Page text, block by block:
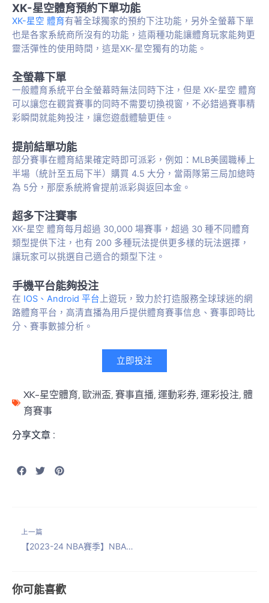
XK-星空體育預約下單功能
XK-星空 體育有著全球獨家的預約下注功能，另外全螢幕下單
也是各家系統商所沒有的功能，這兩種功能讓體育玩家能夠更
靈活彈性的使用時間，這是XK-星空獨有的功能。
全螢幕下單
一般體育系統平台全螢幕時無法同時下注，但是 XK-星空 體育
可以讓您在觀賞賽事的同時不需要切換視窗，不必錯過賽事精
彩瞬間就能夠投注，讓您遊戲體驗更佳。
提前結單功能
部分賽事在體育結果確定時即可派彩，例如：MLB美國職棒上
半場（統計至五局下半）購買 4.5 大分，當兩隊第三局加總時
為 5分，那麼系統將會提前派彩與返回本金。
超多下注賽事
XK-星空 體育每月超過 30,000 場賽事，超過 30 種不同體育
類型提供下注，也有 200 多種玩法提供更多樣的玩法選擇，
讓玩家可以挑選自己適合的類型下注。
手機平台能夠投注
在 IOS、Android 平台 上遊玩，致力於打造服務全球球迷的網
路體育平台，高清直播為用戶提供體育賽事信息、賽事即時比
分、賽事數據分析。
立即投注
XK-星空體育,歐洲盃,賽事直播,運動彩券,運彩投注,體
育賽事
分享文章 :
上一篇
【2023-24 NBA賽季】NBA例行賽/附加賽/季後賽最新賽程動態！
你可能喜歡